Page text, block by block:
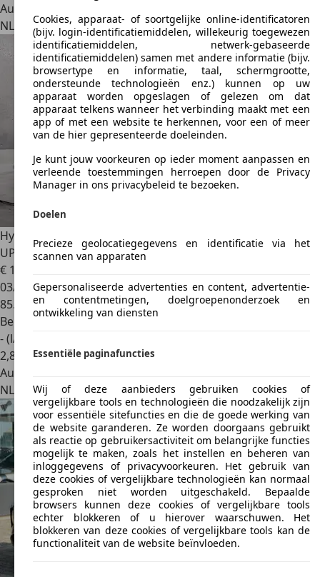
Autobedrijf
NL 3791 PVAchterveld
Hyundai KONA
1.6 T-GDI 4WD Premium // LEDER // HEAD
UP DISPLAY
€ 17.700
03/2018
85.318 km
Benzine
- (l/100 km)
2,8
Autobedrijf
NL 5503 LV
Veldhoven
Cookies, apparaat- of soortgelijke online-identificatoren
(bijv. login-identificatiemiddelen, willekeurig toegewezen
identificatiemiddelen, netwerk-gebaseerde
identificatiemiddelen) samen met andere informatie (bijv.
browsertype en informatie, taal, schermgrootte,
ondersteunde technologieën enz.) kunnen op uw
apparaat worden opgeslagen of gelezen om dat
apparaat telkens wanneer het verbinding maakt met een
app of met een website te herkennen, voor een of meer
van de hier gepresenteerde doeleinden.
Je kunt jouw voorkeuren op ieder moment aanpassen en
verleende toestemmingen herroepen door de Privacy
Manager in ons privacybeleid te bezoeken.
Doelen
Precieze geolocatiegegevens en identificatie via het
scannen van apparaten
Gepersonaliseerde advertenties en content, advertentie-
en contentmetingen, doelgroepenonderzoek en
ontwikkeling van diensten
Essentiële paginafuncties
Wij of deze aanbieders gebruiken cookies of
vergelijkbare tools en technologieën die noodzakelijk zijn
voor essentiële sitefuncties en die de goede werking van
de website garanderen. Ze worden doorgaans gebruikt
als reactie op gebruikersactiviteit om belangrijke functies
mogelijk te maken, zoals het instellen en beheren van
inloggegevens of privacyvoorkeuren. Het gebruik van
deze cookies of vergelijkbare technologieën kan normaal
gesproken niet worden uitgeschakeld. Bepaalde
browsers kunnen deze cookies of vergelijkbare tools
echter blokkeren of u hierover waarschuwen. Het
blokkeren van deze cookies of vergelijkbare tools kan de
functionaliteit van de website beïnvloeden.